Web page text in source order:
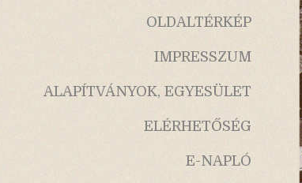
OLDALTÉRKÉP
IMPRESSZUM
ALAPÍTVÁNYOK, EGYESÜLET
ELÉRHETŐSÉG
E-NAPLÓ